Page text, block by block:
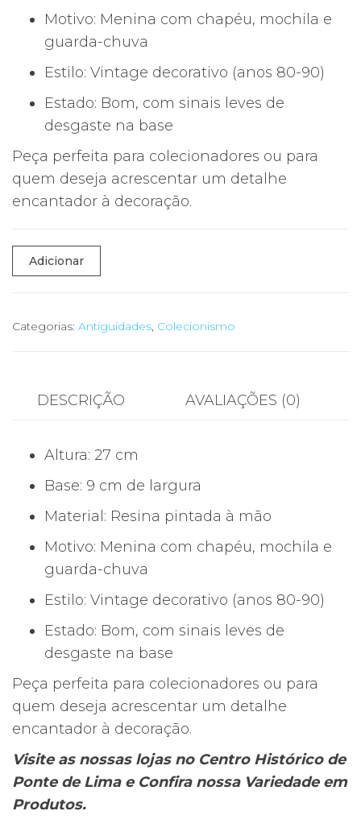
Motivo: Menina com chapéu, mochila e
guarda-chuva
Estilo: Vintage decorativo (anos 80-90)
Estado: Bom, com sinais leves de
desgaste na base
Peça perfeita para colecionadores ou para
quem deseja acrescentar um detalhe
encantador à decoração.
Quantidade
de
Decorativa
Pintada
27
Adicionar
Categorias: Antiguidades, Colecionismo
DESCRIÇÃO AVALIAÇÕES (0)
Altura: 27 cm
Base: 9 cm de largura
Material: Resina pintada à mão
Motivo: Menina com chapéu, mochila e
guarda-chuva
Estilo: Vintage decorativo (anos 80-90)
Estado: Bom, com sinais leves de
desgaste na base
Peça perfeita para colecionadores ou para
quem deseja acrescentar um detalhe
encantador à decoração.
Visite as nossas lojas no Centro Histórico de
Ponte de Lima e Confira nossa Variedade em
Produtos.